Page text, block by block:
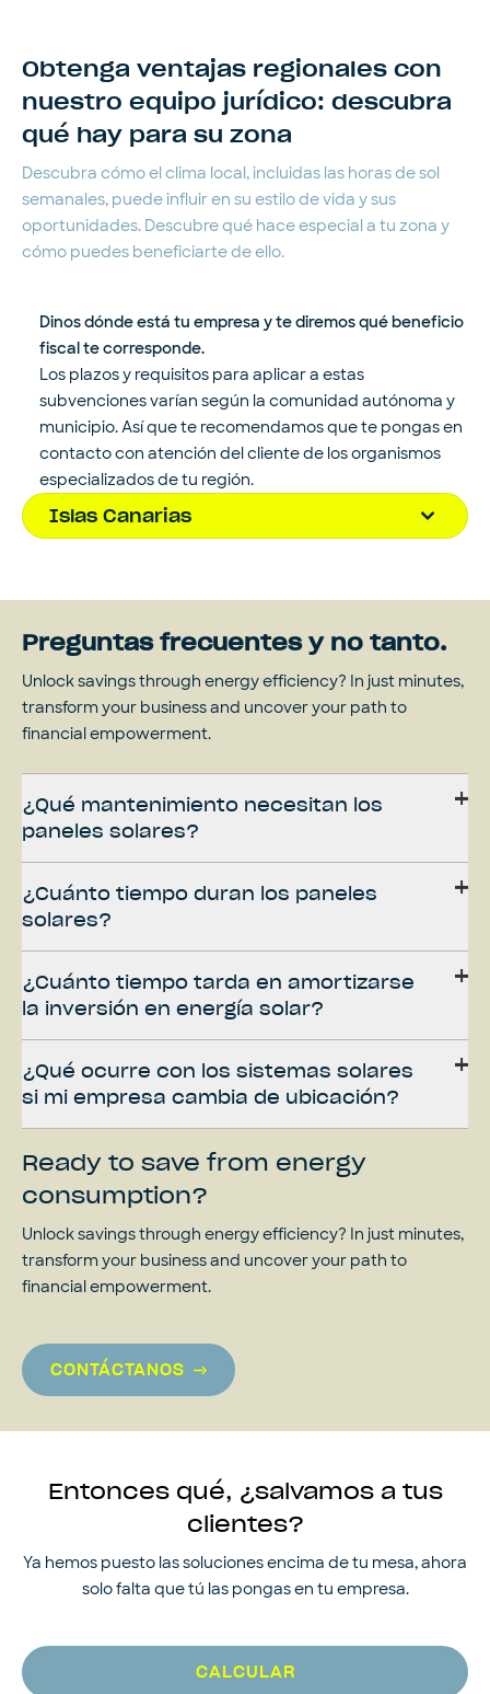
Obtenga ventajas regionales con
nuestro equipo jurídico: descubra
qué hay para su zona
Descubra cómo el clima local, incluidas las horas de sol
semanales, puede influir en su estilo de vida y sus
oportunidades. Descubre qué hace especial a tu zona y
cómo puedes beneficiarte de ello.
Dinos dónde está tu empresa y te diremos qué beneficio
fiscal te corresponde.
Los plazos y requisitos para aplicar a estas
subvenciones varían según la comunidad autónoma y
municipio. Así que te recomendamos que te pongas en
contacto con atención del cliente de los organismos
especializados de tu región.
Islas Canarias
Preguntas frecuentes y no tanto.
Unlock savings through energy efficiency? In just minutes,
transform your business and uncover your path to
financial empowerment.
¿Qué mantenimiento necesitan los
paneles solares?
¿Cuánto tiempo duran los paneles
solares?
¿Cuánto tiempo tarda en amortizarse
la inversión en energía solar?
¿Qué ocurre con los sistemas solares
si mi empresa cambia de ubicación?
Ready to save from energy
consumption?
Unlock savings through energy efficiency? In just minutes,
transform your business and uncover your path to
financial empowerment.
CONTÁCTANOS
Entonces qué, ¿salvamos a tus
clientes?
Ya hemos puesto las soluciones encima de tu mesa, ahora
solo falta que tú las pongas en tu empresa.
CALCULAR